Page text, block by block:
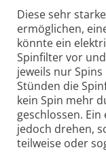
Diese sehr
ermöglichen,
könnte ein
Spinfilter vor
jeweils nur
Stünden die
kein Spin mehr
geschlossen.
jedoch drehen,
teilweise oder